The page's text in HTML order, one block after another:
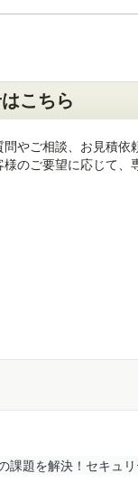
こちら
問やご相談、お見積依
様のご要望に応じて、
課題を解決！セキュ